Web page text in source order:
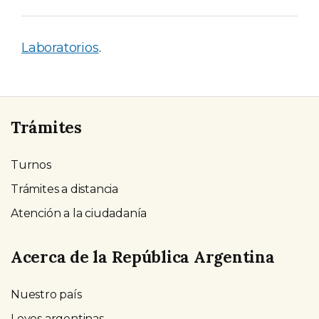
Laboratorios.
Trámites
Turnos
Trámites a distancia
Atención a la ciudadanía
Acerca de la República Argentina
Nuestro país